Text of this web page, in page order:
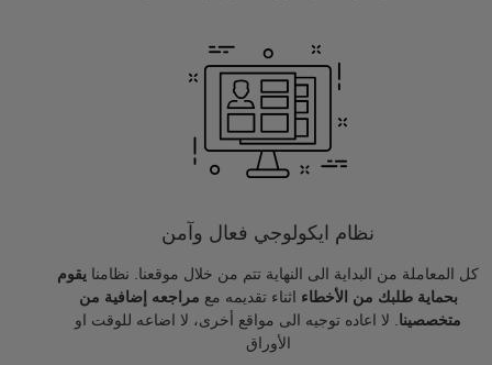
نظام ايكولوجي فعال وآمن
كل المعاملة من البداية الى النهاية تتم من خلال موقعنا. نظامنا يقوم
بحماية طلبك من الأخطاء اثناء تقديمه مع مراجعه إضافية من
متخصصينا . لا اعاده توجيه الى مواقع أخرى، لا اضاعه للوقت او
الأوراق